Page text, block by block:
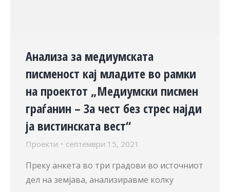
Анализа за медиумската
писменост кај младите во рамки
на проектот „Медиумски писмен
граѓанин – За чест без стрес најди
ја вистинската вест“
Проекти септември 15, 2021
Преку анкета во три градови во источниот
дел на земјава, анализиравме колку